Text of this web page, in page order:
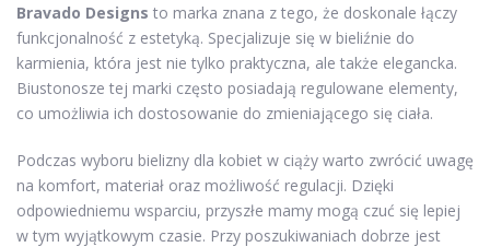
Bravado Designs to marka znana z tego, że doskonale łączy
funkcjonalność z estetyką. Specjalizuje się w bieliźnie do
karmienia, która jest nie tylko praktyczna, ale także elegancka.
Biustonosze tej marki często posiadają regulowane elementy,
co umożliwia ich dostosowanie do zmieniającego się ciała.
Podczas wyboru bielizny dla kobiet w ciąży warto zwrócić uwagę
na komfort, materiał oraz możliwość regulacji. Dzięki
odpowiedniemu wsparciu, przyszłe mamy mogą czuć się lepiej
w tym wyjątkowym czasie. Przy poszukiwaniach dobrze jest